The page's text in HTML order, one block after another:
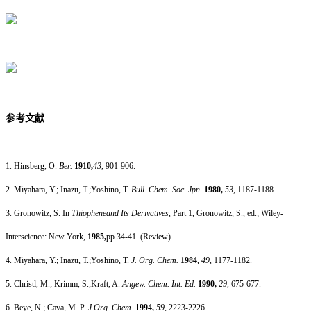
参考文献
1. Hinsberg, O. Ber. 1910,43 , 901-906.
2. Miyahara, Y.; Inazu, T.;Yoshino, T. Bull. Chem. Soc. Jpn. 1980, 53 , 1187-1188.
3. Gronowitz, S. In Thiopheneand Its Derivatives , Part 1, Gronowitz, S., ed.; Wiley-
Interscience: New York, 1985,pp 34-41. (Review).
4. Miyahara, Y.; Inazu, T.;Yoshino, T. J. Org. Chem. 1984, 49 , 1177-1182.
5. Christl, M.; Krimm, S.;Kraft, A. Angew. Chem. Int. Ed. 1990, 29 , 675-677.
6. Beye, N.; Cava, M. P. J.Org. Chem. 1994, 59 , 2223-2226.